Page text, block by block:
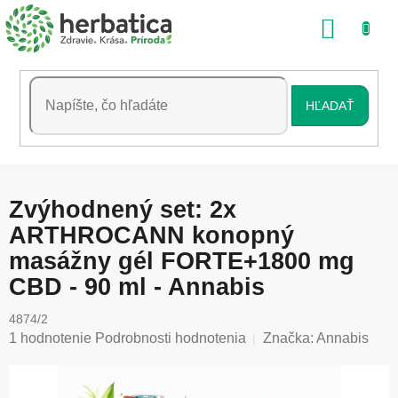
Prejsť
na
obsah
HĽADAŤ
Zvýhodnený set: 2x
ARTHROCANN konopný
masážny gél FORTE+1800 mg
CBD - 90 ml - Annabis
4874/2
Priemerné
1 hodnotenie Podrobnosti hodnotenia Značka: Annabis